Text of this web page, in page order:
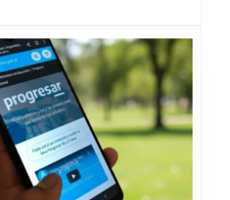
desde
agosto
2026